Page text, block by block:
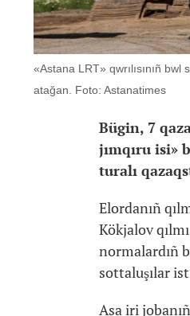
«Astana LRT» qwrılısınıñ
atağan. Foto: Astanatimes
Bügin, 7
jımqıru isi»
turalı
Elordanıñ
Kökjalov
normalardıñ
sottaluşılar
Asa iri